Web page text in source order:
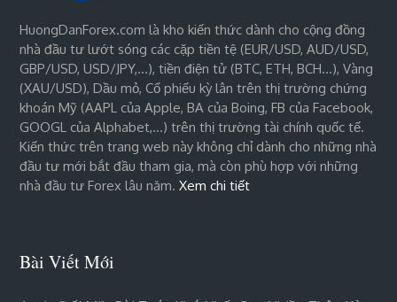
HuongDanForex.com là kho kiến thức dành cho cộng đồng
nhà đầu tư lướt sóng các cặp tiền tệ (EUR/USD, AUD/USD,
GBP/USD, USD/JPY,…), tiền điện tử (BTC, ETH, BCH…), Vàng
(XAU/USD), Dầu mỏ, Cổ phiếu kỳ lân trên thị trường chứng
khoán Mỹ (AAPL của Apple, BA của Boing, FB của Facebook,
GOOGL của Alphabet,…) trên thị trường tài chính quốc tế.
Kiến thức trên trang web này không chỉ dành cho những nhà
đầu tư mới bắt đầu tham gia, mà còn phù hợp với những
nhà đầu tư Forex lâu năm.Xem chi tiết
Bài Viết Mới